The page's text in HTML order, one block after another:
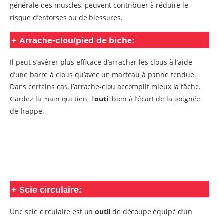
générale des muscles, peuvent contribuer à réduire le
risque d’entorses ou de blessures.
+ Arrache-clou/pied de biche:
Il peut s’avérer plus efficace d’arracher les clous à l’aide
d’une barre à clous qu’avec un marteau à panne fendue.
Dans certains cas, l’arrache-clou accomplit mieux la tâche.
Gardez la main qui tient l’outil bien à l’écart de la poignée
de frappe.
+ Scie circulaire:
Une scie circulaire est un outil de découpe équipé d’un